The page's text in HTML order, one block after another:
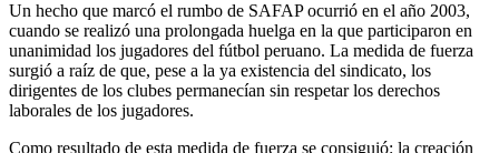
Un hecho que marcó el rumbo de SAFAP ocurrió en el año 2003,
cuando se realizó una prolongada huelga en la que participaron en
unanimidad los jugadores del fútbol peruano. La medida de fuerza
surgió a raíz de que, pese a la ya existencia del sindicato, los
dirigentes de los clubes permanecían sin respetar los derechos
laborales de los jugadores.
Como resultado de esta medida de fuerza se consiguió: la creación